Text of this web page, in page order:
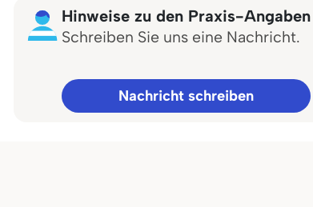
Hinweise zu den Praxis-Angaben
Schreiben Sie uns eine Nachricht.
Nachricht schreiben